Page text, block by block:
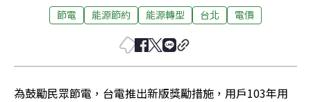
節電 能源節約 能源轉型 台北 電價
為鼓勵民眾節電，台電推出新版獎勵措施，用戶103年用